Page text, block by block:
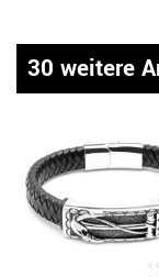
30 weitere